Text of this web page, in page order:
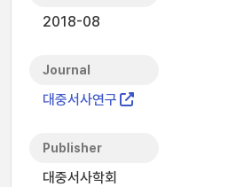
2018-08
Journal
대중서사연구
Publisher
대중서사학회